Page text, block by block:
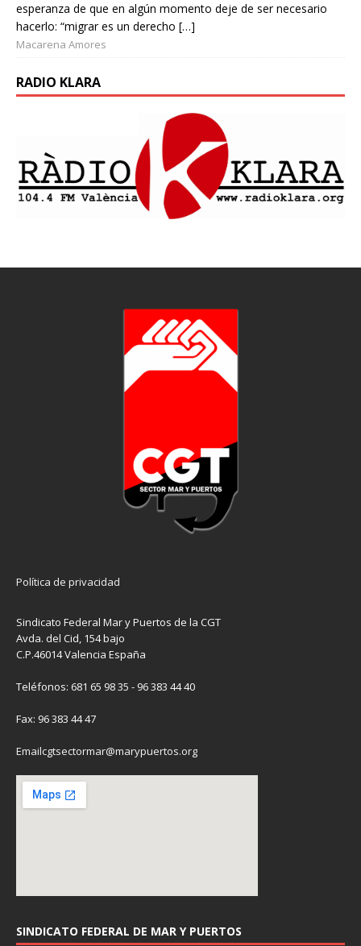
esperanza de que en algún momento deje de ser necesario
hacerlo: “migrar es un derecho […]
Macarena Amores
RADIO KLARA
Política de privacidad
Sindicato Federal Mar y Puertos de la CGT
Avda. del Cid, 154 bajo
C.P.46014 Valencia España
Teléfonos: 681 65 98 35 - 96 383 44 40
Fax: 96 383 44 47
Emailcgtsectormar@marypuertos.org
SINDICATO FEDERAL DE MAR Y PUERTOS